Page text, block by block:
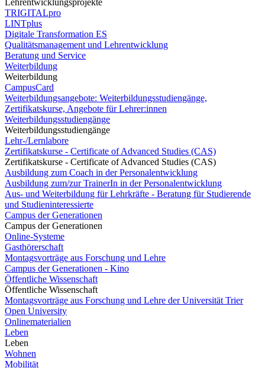
Lehrentwicklungsprojekte
TRIGITALpro
LINTplus
Digitale Transformation ES
Qualitätsmanagement und Lehrentwicklung
Beratung und Service
Weiterbildung
Weiterbildung
CampusCard
Weiterbildungsangebote: Weiterbildungsstudiengänge,
Zertifikatskurse, Angebote für Lehrer:innen
Weiterbildungsstudiengänge
Weiterbildungsstudiengänge
Lehr-/Lernlabore
Zertifikatskurse - Certificate of Advanced Studies (CAS)
Zertifikatskurse - Certificate of Advanced Studies (CAS)
Ausbildung zum Coach in der Personalentwicklung
Ausbildung zum/zur TrainerIn in der Personalentwicklung
Aus- und Weiterbildung für Lehrkräfte - Beratung für Studierende
und Studieninteressierte
Campus der Generationen
Campus der Generationen
Online-Systeme
Gasthörerschaft
Montagsvorträge aus Forschung und Lehre
Campus der Generationen - Kino
Öffentliche Wissenschaft
Öffentliche Wissenschaft
Montagsvorträge aus Forschung und Lehre der Universität Trier
Open University
Onlinematerialien
Leben
Leben
Wohnen
Mobilität